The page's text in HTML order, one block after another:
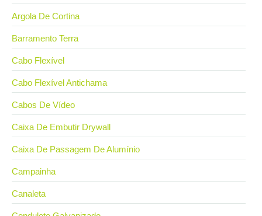
Argola De Cortina
Barramento Terra
Cabo Flexível
Cabo Flexível Antichama
Cabos De Vídeo
Caixa De Embutir Drywall
Caixa De Passagem De Alumínio
Campainha
Canaleta